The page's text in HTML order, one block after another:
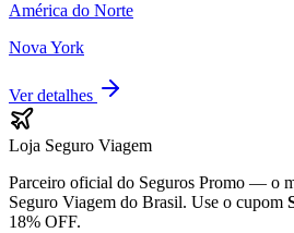
América do Norte
Nova York
Ver detalhes
Loja Seguro Viagem
Parceiro oficial do Seguros Promo — o
Seguro Viagem do Brasil. Use o cupom
18% OFF.